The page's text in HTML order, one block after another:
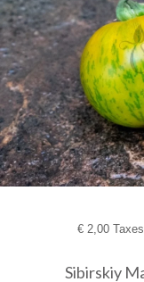
€2,00
Sibirskiy